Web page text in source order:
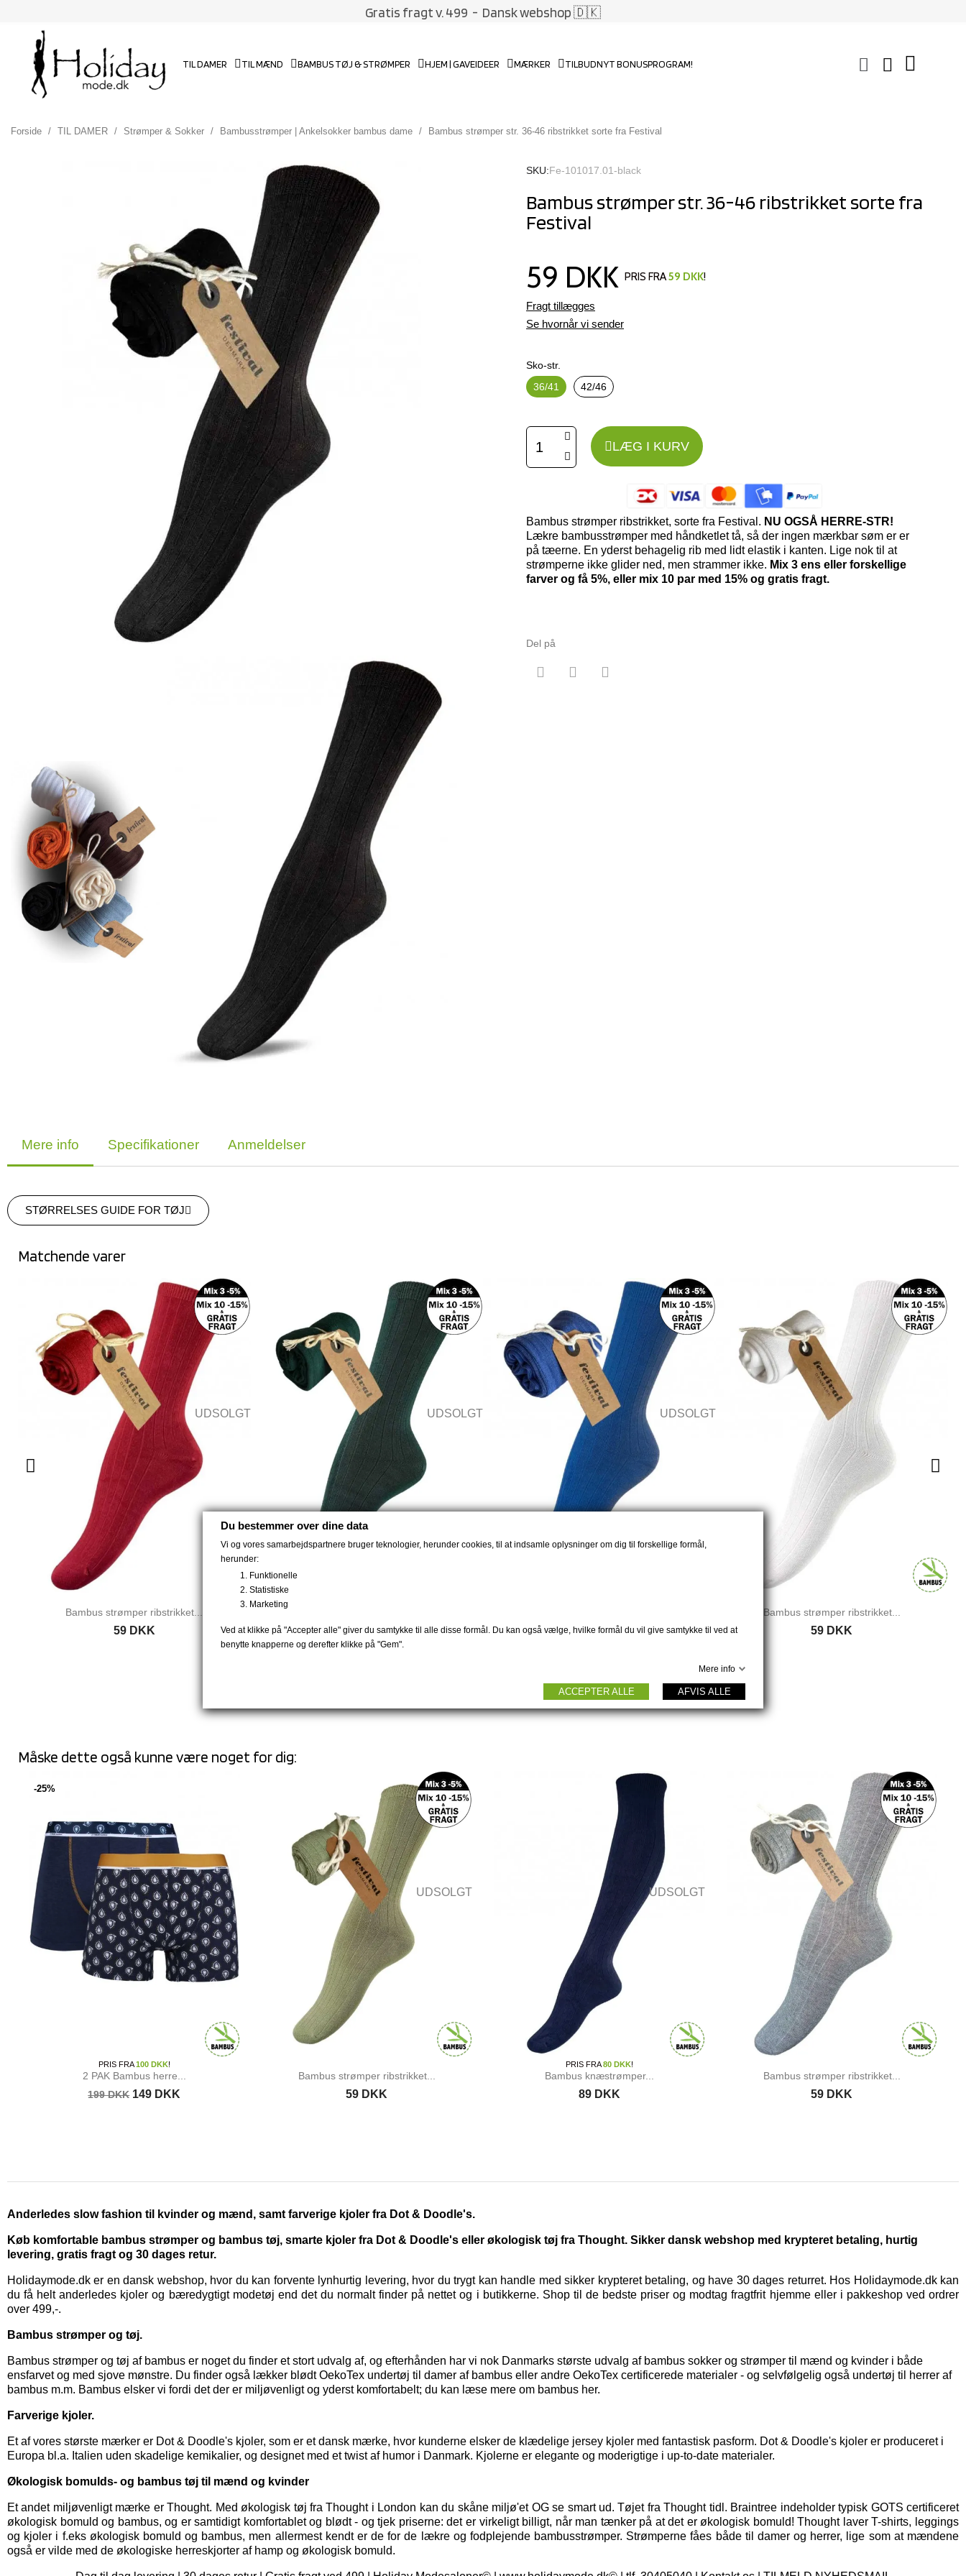
Gratis fragt v. 499 - Dansk webshop 🇩🇰
TIL DAMER TIL MÆND BAMBUS TØJ & STRØMPER HJEM | GAVEIDEER MÆRKER TILBUDNYT BONUSPROGRAM!
Forside TIL DAMER Strømper & Sokker Bambusstrømper | Ankelsokker bambus dame Bambus strømper str. 36-46 ribstrikket sorte fra Festival
SKU Fe-101017.01-black
Bambus strømper str. 36-46 ribstrikket sorte fra
Festival
59 DKK PRIS FRA59 DKK!
Fragt tillægges
Se hvornår vi sender
Sko-str.
36/41
42/46
LÆG I KURV
Bambus strømper ribstrikket, sorte fra Festival. NU OGSÅ HERRE-STR!
Lækre bambusstrømper med håndketlet tå, så der ingen mærkbar søm er er
på tæerne. En yderst behagelig rib med lidt elastik i kanten. Lige nok til at
strømperne ikke glider ned, men strammer ikke. Mix 3 ens eller forskellige
farver og få 5%, eller mix 10 par med 15% og gratis fragt.
Del på
Mere info Specifikationer Anmeldelser
STØRRELSES GUIDE FOR TØJ
Matchende varer
UDSOLGT
Bambus strømper ribstrikket...
59 DKK
UDSOLGT
59 DKK
UDSOLGT
59 DKK
Bambus strømper ribstrikket...
59 DKK
Måske dette også kunne være noget for dig:
2 PAK Bambus herre...
199 DKK
PRIS FRA100 DKK!
149 DKK
-25%
UDSOLGT
Bambus strømper ribstrikket...
59 DKK
UDSOLGT
Bambus knæstrømper...
PRIS FRA80 DKK!
89 DKK
Bambus strømper ribstrikket...
59 DKK
Anderledes slow fashion til kvinder og mænd, samt farverige kjoler fra Dot & Doodle's.
Køb komfortable bambus strømper og bambus tøj, smarte kjoler fra Dot & Doodle's eller økologisk tøj fra Thought. Sikker dansk webshop med krypteret betaling, hurtig
levering, gratis fragt og 30 dages retur.
Holidaymode.dk er en dansk webshop, hvor du kan forvente lynhurtig levering, hvor du trygt kan handle med sikker krypteret betaling, og have 30 dages returret. Hos Holidaymode.dk kan
du få helt anderledes kjoler og bæredygtigt modetøj end det du normalt finder på nettet og i butikkerne. Shop til de bedste priser og modtag fragtfrit hjemme eller i pakkeshop ved ordrer
over 499,-.
Bambus strømper og tøj.
Bambus strømper og tøj af bambus er noget du finder et stort udvalg af, og efterhånden har vi nok Danmarks største udvalg af bambus sokker og strømper til mænd og kvinder i både
ensfarvet og med sjove mønstre. Du finder også lækker blødt OekoTex undertøj til damer af bambus eller andre OekoTex certificerede materialer - og selvfølgelig også undertøj til herrer af
bambus m.m. Bambus elsker vi fordi det der er miljøvenligt og yderst komfortabelt; du kan læse mere om bambus her.
Farverige kjoler.
Et af vores største mærker er Dot & Doodle's kjoler, som er et dansk mærke, hvor kunderne elsker de klædelige jersey kjoler med fantastisk pasform. Dot & Doodle's kjoler er produceret i
Europa bl.a. Italien uden skadelige kemikalier, og designet med et twist af humor i Danmark. Kjolerne er elegante og moderigtige i up-to-date materialer.
Økologisk bomulds- og bambus tøj til mænd og kvinder
Et andet miljøvenligt mærke erThought. Med økologisk tøj fra Thought i London kan du skåne miljø'et OG se smart ud. Tøjet fra Thought tidl. Braintree indeholder typisk GOTS certificeret
økologisk bomuld og bambus, og er samtidigt komfortablet og blødt - og tjek priserne: det er virkeligt billigt, når man tænker på at det er økologisk bomuld! Thought laver T-shirts, leggings
og kjoler i f.eks økologisk bomuld og bambus, men allermest kendt er de for de lækre og fodplejende bambusstrømper. Strømperne fåes både til damer og herrer, lige som at mændene
også er vilde med de økologiske herreskjorter af hamp og økologisk bomuld.
Du bestemmer over dine data
Vi og vores samarbejdspartnere bruger teknologier, herunder cookies, til at indsamle oplysninger om dig til forskellige formål,
herunder:
Funktionelle
Statistiske
Marketing
Ved at klikke på "Accepter alle" giver du samtykke til alle disse formål. Du kan også vælge, hvilke formål du vil give samtykke til ved at
benytte knapperne og derefter klikke på "Gem".
Mere info
ACCEPTER ALLE AFVIS ALLE